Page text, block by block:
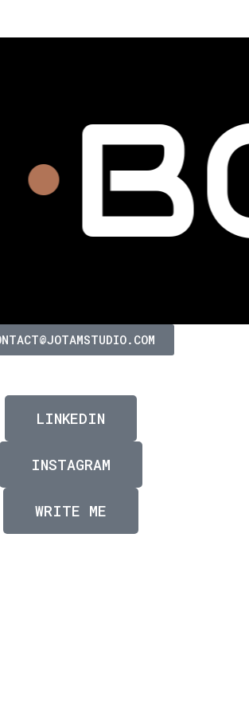
•
LINKEDIN
INSTAGRAM
WRITE ME